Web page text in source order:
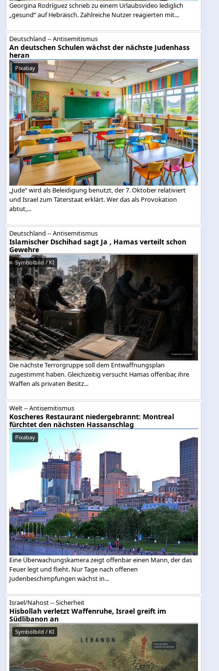
Georgina Rodríguez schrieb zu einem Urlaubsvideo lediglich
„gesund“ auf Hebräisch. Zahlreiche Nutzer reagierten mit...
Deutschland -- Antisemitismus
An deutschen Schulen wächst der nächste Judenhass
heran
Pixabay
„Jude“ wird als Beleidigung benutzt, der 7. Oktober relativiert
und Israel zum Täterstaat erklärt. Wer das als Provokation
abtut,...
Deutschland -- Antisemitismus
Islamischer Dschihad sagt Ja , Hamas verteilt schon
Gewehre
Symbolbild / KI
Die nächste Terrorgruppe soll dem Entwaffnungsplan
zugestimmt haben. Gleichzeitig versucht Hamas offenbar, ihre
Waffen als privaten Besitz...
Welt -- Antisemitismus
Koscheres Restaurant niedergebrannt: Montreal
fürchtet den nächsten Hassanschlag
Pixabay
Eine Überwachungskamera zeigt offenbar einen Mann, der das
Feuer legt und flieht. Nur Tage nach offenen
Judenbeschimpfungen wächst in...
Israel/Nahost -- Sicherheit
Hisbollah verletzt Waffenruhe, Israel greift im
Südlibanon an
Symbolbild / KI